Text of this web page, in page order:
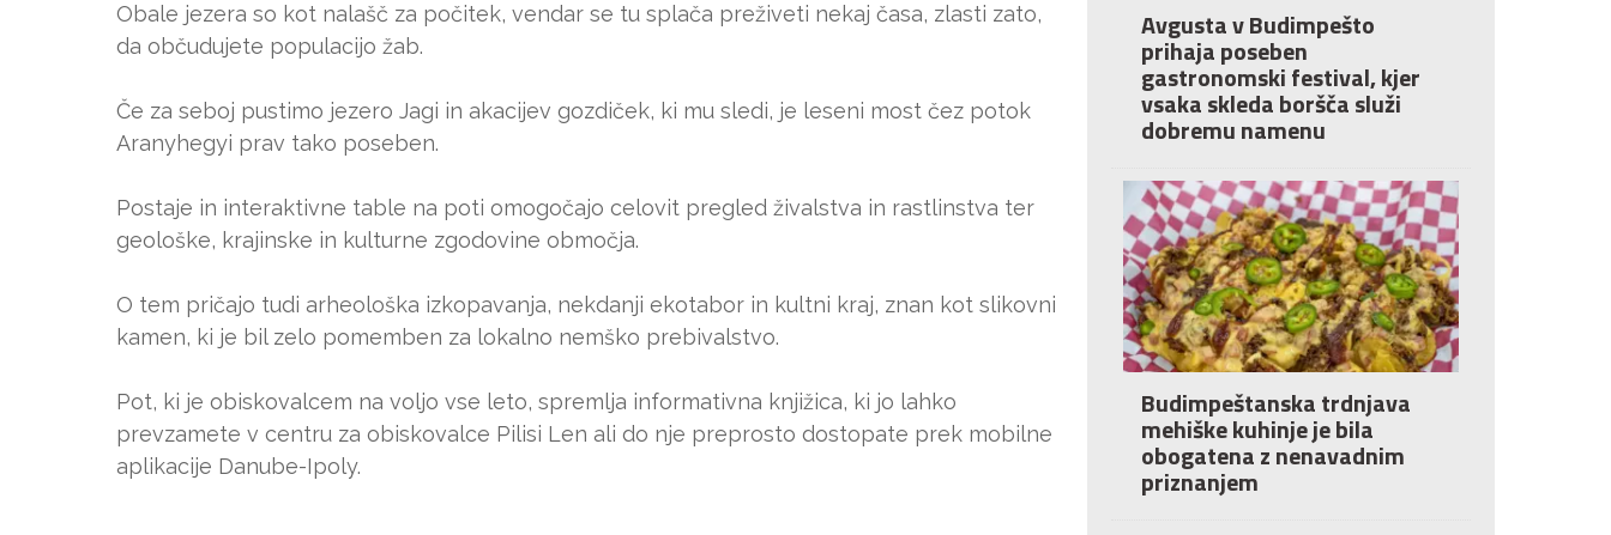
Obale jezera so kot nalašč za počitek, vendar se tu splača preživeti nekaj časa, zlasti zato,
da občudujete populacijo žab.
Če za seboj pustimo jezero Jagi in akacijev gozdiček, ki mu sledi, je leseni most čez potok
Aranyhegyi prav tako poseben.
Postaje in interaktivne table na poti omogočajo celovit pregled živalstva in rastlinstva ter
geološke, krajinske in kulturne zgodovine območja.
O tem pričajo tudi arheološka izkopavanja, nekdanji ekotabor in kultni kraj, znan kot slikovni
kamen, ki je bil zelo pomemben za lokalno nemško prebivalstvo.
Pot, ki je obiskovalcem na voljo vse leto, spremlja informativna knjižica, ki jo lahko
prevzamete v centru za obiskovalce Pilisi Len ali do nje preprosto dostopate prek mobilne
aplikacije Danube-Ipoly.
Avgusta v Budimpešto
prihaja poseben
gastronomski festival, kjer
vsaka skleda boršča služi
dobremu namenu
Budimpeštanska trdnjava
mehiške kuhinje je bila
obogatena z nenavadnim
priznanjem